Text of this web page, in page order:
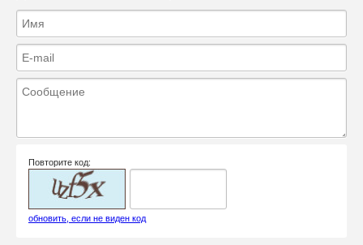
Повторите код:
обновить, если не виден код